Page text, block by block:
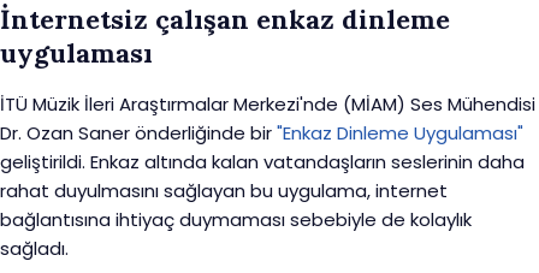
İnternetsiz çalışan enkaz dinleme
uygulaması
İTÜ Müzik İleri Araştırmalar Merkezi'nde (MİAM) Ses Mühendisi
Dr. Ozan Saner önderliğinde bir"Enkaz Dinleme Uygulaması"
geliştirildi. Enkaz altında kalan vatandaşların seslerinin daha
rahat duyulmasını sağlayan bu uygulama, internet
bağlantısına ihtiyaç duymaması sebebiyle de kolaylık
sağladı.